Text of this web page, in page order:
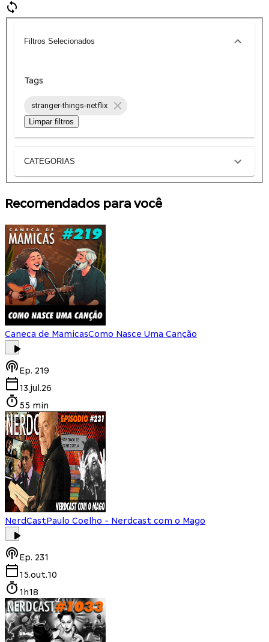
Filtros Selecionados
Tags
stranger-things-netflix
Limpar filtros
CATEGORIAS
Recomendados para você
Caneca de MamicasComo Nasce Uma Canção
Ep. 219
13.jul.26
55 min
NerdCastPaulo Coelho - Nerdcast com o Mago
Ep. 231
15.out.10
1h18